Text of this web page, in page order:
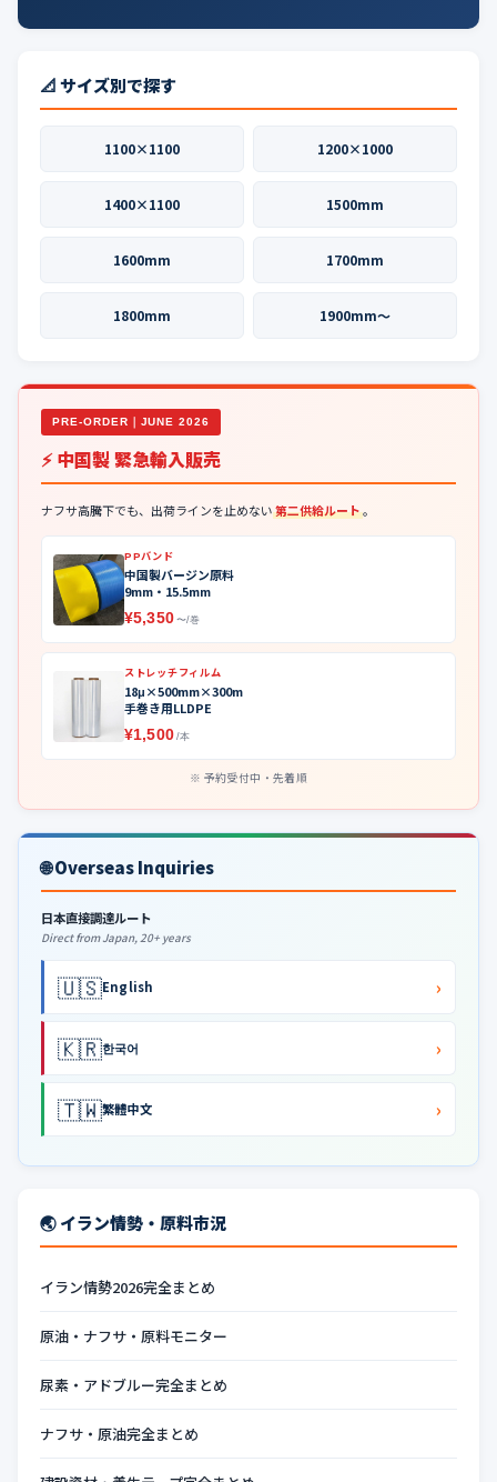
📐 サイズ別で探す
1100×1100 1200×1000
1400×1100 1500mm
1600mm 1700mm
1800mm 1900mm〜
PRE-ORDER｜JUNE 2026
⚡ 中国製 緊急輸入販売
ナフサ高騰下でも、出荷ラインを止めない第二供給ルート。
PPバンド
中国製バージン原料
9mm・15.5mm
¥5,350 〜/巻
ストレッチフィルム
18μ×500mm×300m
手巻き用LLDPE
¥1,500 /本
予約受付中・先着順
🌐 Overseas Inquiries
日本直接調達ルート
Direct from Japan, 20+ years
🇺🇸English ›
🇰🇷한국어 ›
🇹🇼繁體中文 ›
🌏 イラン情勢・原料市況
イラン情勢2026完全まとめ
原油・ナフサ・原料モニター
尿素・アドブルー完全まとめ
ナフサ・原油完全まとめ